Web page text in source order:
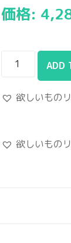
価格:
ADD
欲しいもの
欲しいもの